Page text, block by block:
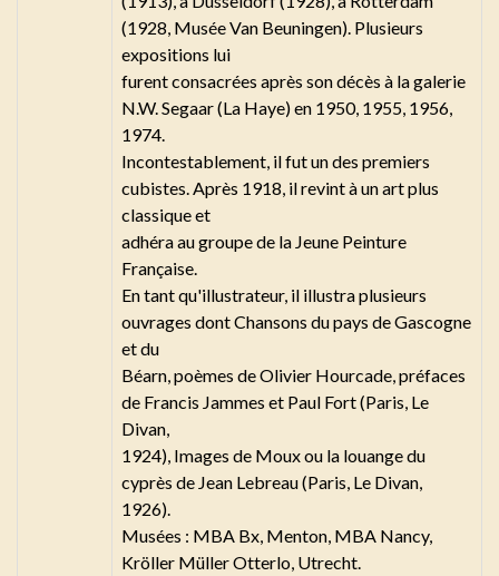
(1928, Musée Van Beuningen). Plusieurs
expositions lui
furent consacrées après son décès à la galerie
N.W. Segaar (La Haye) en 1950, 1955, 1956,
1974.
Incontestablement, il fut un des premiers
cubistes. Après 1918, il revint à un art plus
classique et
adhéra au groupe de la Jeune Peinture
Française.
En tant qu'illustrateur, il illustra plusieurs
ouvrages dont Chansons du pays de Gascogne
et du
Béarn, poèmes de Olivier Hourcade, préfaces
de Francis Jammes et Paul Fort (Paris, Le
Divan,
1924), Images de Moux ou la louange du
cyprès de Jean Lebreau (Paris, Le Divan,
1926).
Musées : MBA Bx, Menton, MBA Nancy,
Kröller Müller Otterlo, Utrecht.